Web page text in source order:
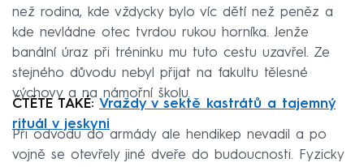
než rodina, kde vždycky bylo víc dětí než peněz a
kde nevládne otec tvrdou rukou horníka. Jenže
banální úraz při tréninku mu tuto cestu uzavřel. Ze
stejného důvodu nebyl přijat na fakultu tělesné
výchovy a na námořní školu.
ČTĚTE TAKÉ: Vraždy v sektě kastrátů a tajemný
rituál v jeskyni
Při odvodu do armády ale hendikep nevadil a po
vojně se otevřely jiné dveře do budoucnosti. Fyzicky